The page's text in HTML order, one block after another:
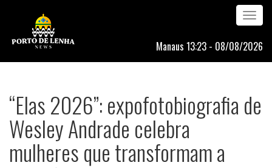
Toggle
navigation
Manaus 13:23 - 08/08/2026
“Elas 2026”: expofotobiografia de
Wesley Andrade celebra
mulheres que transformam a